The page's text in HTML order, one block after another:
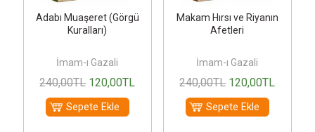
Adabı Muaşeret (Görgü
Kuralları)
İmam-ı Gazali
240,00TL 120,00TL
Sepete Ekle
Makam Hırsı ve Riyanın
Afetleri
İmam-ı Gazali
240,00TL 120,00TL
Sepete Ekle